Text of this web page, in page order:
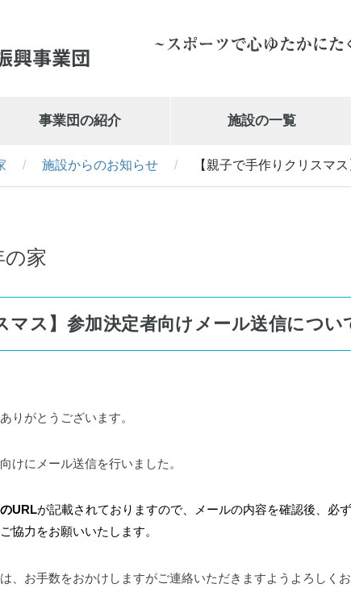
事業団の紹介 施設の一覧
岩手県民ゴルフ場
/ 施設からのお知らせ / 【親子で手作りクリスマ
の家
マス】参加決定者向けメール送信につい
りがとうございます。
けにメール送信を行いました。
URLが記載されておりますので、メールの内容を確認後、必
協力をお願いいたします。
、お手数をおかけしますがご連絡いただきますようよろしく